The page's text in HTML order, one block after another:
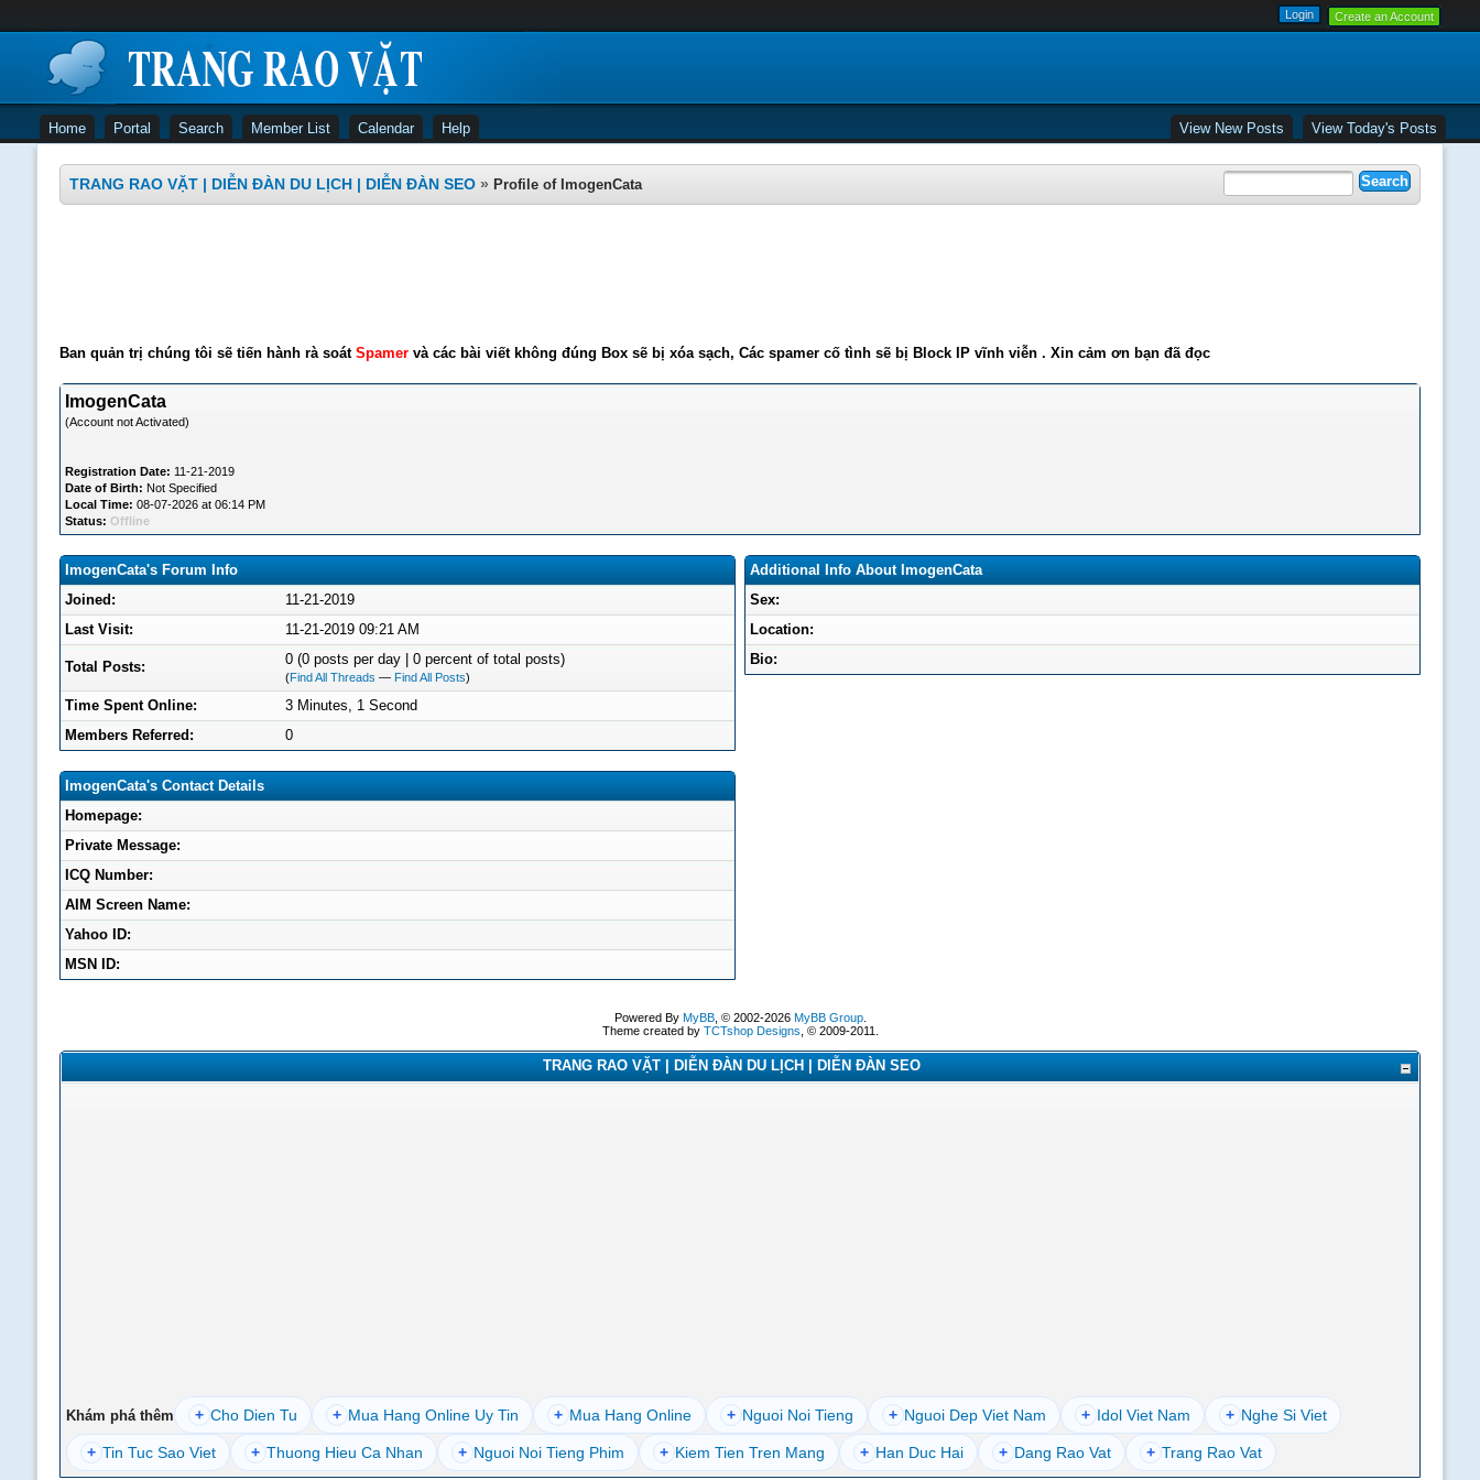
Create an Account
Home Portal Search Member List Calendar Help View New Posts View Today's Posts
TRANG RAO VẶT | DIỄN ĐÀN DU LỊCH | DIỄN ĐÀN SEO » Profile of ImogenCata
Ban quản trị chúng tôi sẽ tiến hành rà soát Spamervà các bài viết không đúng Box sẽ bị xóa sạch, Các spamer cố tình sẽ bị Block IP vĩnh viễn . Xin cảm ơn bạn đã đọc
ImogenCata
(Account not Activated)
Registration Date: 11-21-2019
Date of Birth: Not Specified
Local Time: 08-07-2026 at 06:14 PM
Status: Offline
ImogenCata's Forum Info
Joined:
11-21-2019
Last Visit:
11-21-2019 09:21 AM
Total Posts: 0 (0 posts per day | 0 percent of total posts)
(Find All Threads — Find All Posts)
Time Spent Online:
3 Minutes, 1 Second
Members Referred:
0
ImogenCata's Contact Details
Homepage:
Private Message:
ICQ Number:
AIM Screen Name:
Yahoo ID:
MSN ID:
Additional Info About ImogenCata
Sex:
Location:
Bio:
Powered By MyBB, © 2002-2026 MyBB Group.
Theme created by TCTshop Designs , © 2009-2011.
TRANG RAO VẶT | DIỄN ĐÀN DU LỊCH | DIỄN ĐÀN SEO
Khám phá thêm + Cho Dien Tu + Mua Hang Online Uy Tin + Mua Hang Online + Nguoi Noi Tieng + Nguoi Dep Viet Nam + Idol Viet Nam + Nghe Si Viet
+ Tin Tuc Sao Viet + Thuong Hieu Ca Nhan + Nguoi Noi Tieng Phim + Kiem Tien Tren Mang + Han Duc Hai + Dang Rao Vat + Trang Rao Vat